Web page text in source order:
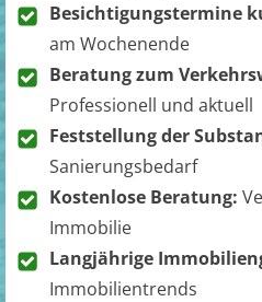
Besichtigungstermine
am Wochenende
Beratung zum
Professionell und aktuell
Feststellung der
Sanierungsbedarf
Kostenlose Beratung:
Immobilie
Langjährige
Immobilientrends